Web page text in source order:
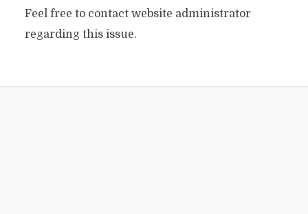
Feel free to contact website administrator
regarding this issue.